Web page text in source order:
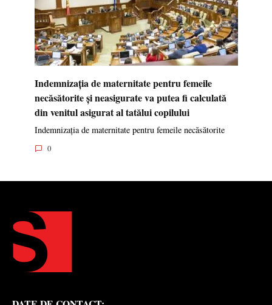
Indemnizația de maternitate pentru femeile
necăsătorite și neasigurate va putea fi calculată
din venitul asigurat al tatălui copilului
Indemnizația de maternitate pentru femeile necăsătorite
0